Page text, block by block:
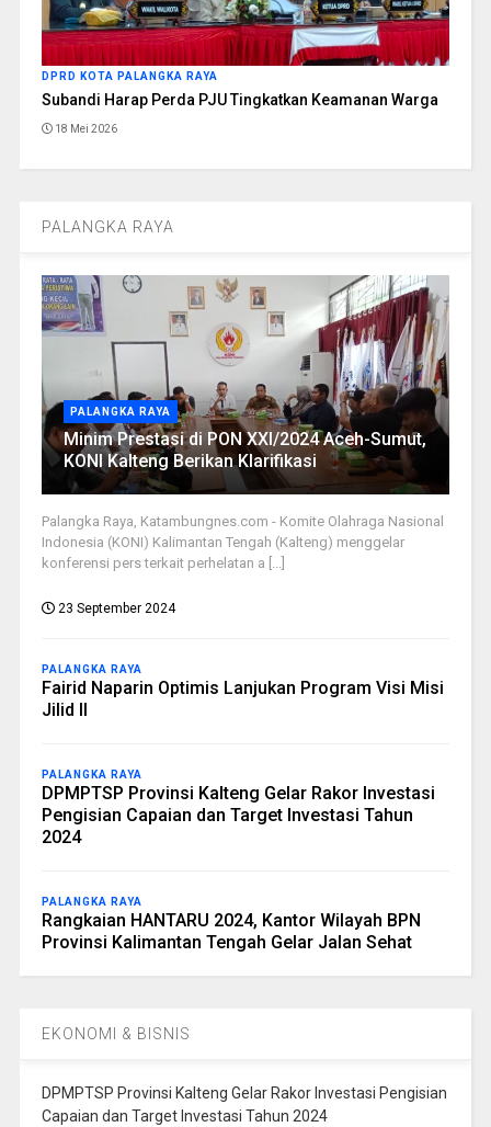
DPRD KOTA PALANGKA RAYA
Subandi Harap Perda PJU Tingkatkan Keamanan Warga
18 Mei 2026
PALANGKA RAYA
PALANGKA RAYA
Minim Prestasi di PON XXI/2024 Aceh-Sumut,
KONI Kalteng Berikan Klarifikasi
Palangka Raya, Katambungnes.com - Komite Olahraga Nasional
Indonesia (KONI) Kalimantan Tengah (Kalteng) menggelar
konferensi pers terkait perhelatan a [...]
23 September 2024
PALANGKA RAYA
Fairid Naparin Optimis Lanjukan Program Visi Misi
Jilid II
PALANGKA RAYA
DPMPTSP Provinsi Kalteng Gelar Rakor Investasi
Pengisian Capaian dan Target Investasi Tahun
2024
PALANGKA RAYA
Rangkaian HANTARU 2024, Kantor Wilayah BPN
Provinsi Kalimantan Tengah Gelar Jalan Sehat
EKONOMI & BISNIS
DPMPTSP Provinsi Kalteng Gelar Rakor Investasi Pengisian
Capaian dan Target Investasi Tahun 2024